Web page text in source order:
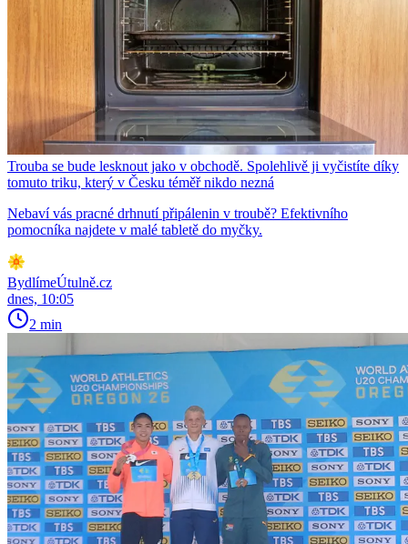
Trouba se bude lesknout jako v obchodě. Spolehlivě ji vyčistíte díky
tomuto triku, který v Česku téměř nikdo nezná
Nebaví vás pracné drhnutí připálenin v troubě? Efektivního
pomocníka najdete v malé tabletě do myčky.
BydlímeÚtulně.cz
dnes, 10:05
2 min